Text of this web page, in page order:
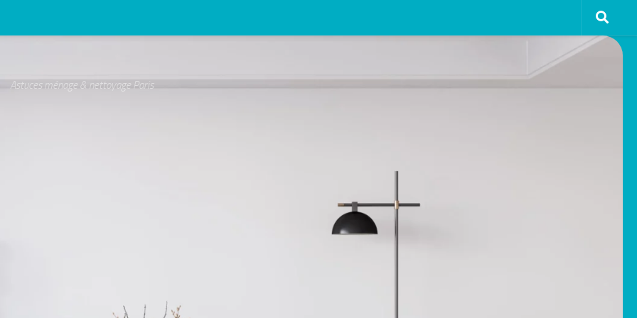
Astuces ménage & nettoyage Paris